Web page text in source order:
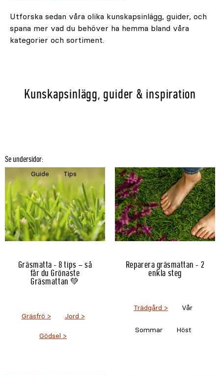
Utforska sedan våra olika kunskapsinlägg, guider, och
spana mer vad du behöver ha hemma bland våra
kategorier och sortiment.
Kunskapsinlägg, guider & inspiration
Gräsmatta - 8 tips – så
får du Grönaste
Gräsmattan 💚
Guide Tips
Gräsfrö Jord
Gödsel
Reparera gräsmattan - 2
enkla steg
Tips
Trädgård Vår
Sommar Höst